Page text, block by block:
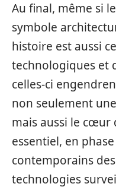
Au final, même si le
symbole
histoire est aussi
technologiques et
celles-ci
non seulement
mais aussi le cœur
essentiel, en
contemporains
technologies